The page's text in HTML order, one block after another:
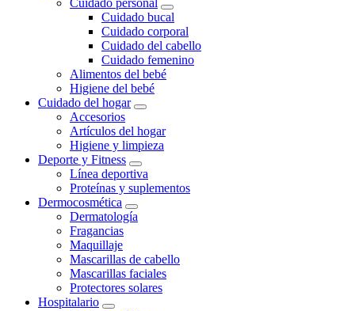
Cuidado personal
Cuidado bucal
Cuidado corporal
Cuidado del cabello
Cuidado femenino
Alimentos del bebé
Higiene del bebé
Cuidado del hogar
Accesorios
Artículos del hogar
Higiene y limpieza
Deporte y Fitness
Línea deportiva
Proteínas y suplementos
Dermocosmética
Dermatología
Fragancias
Maquillaje
Mascarillas de cabello
Mascarillas faciales
Protectores solares
Hospitalario